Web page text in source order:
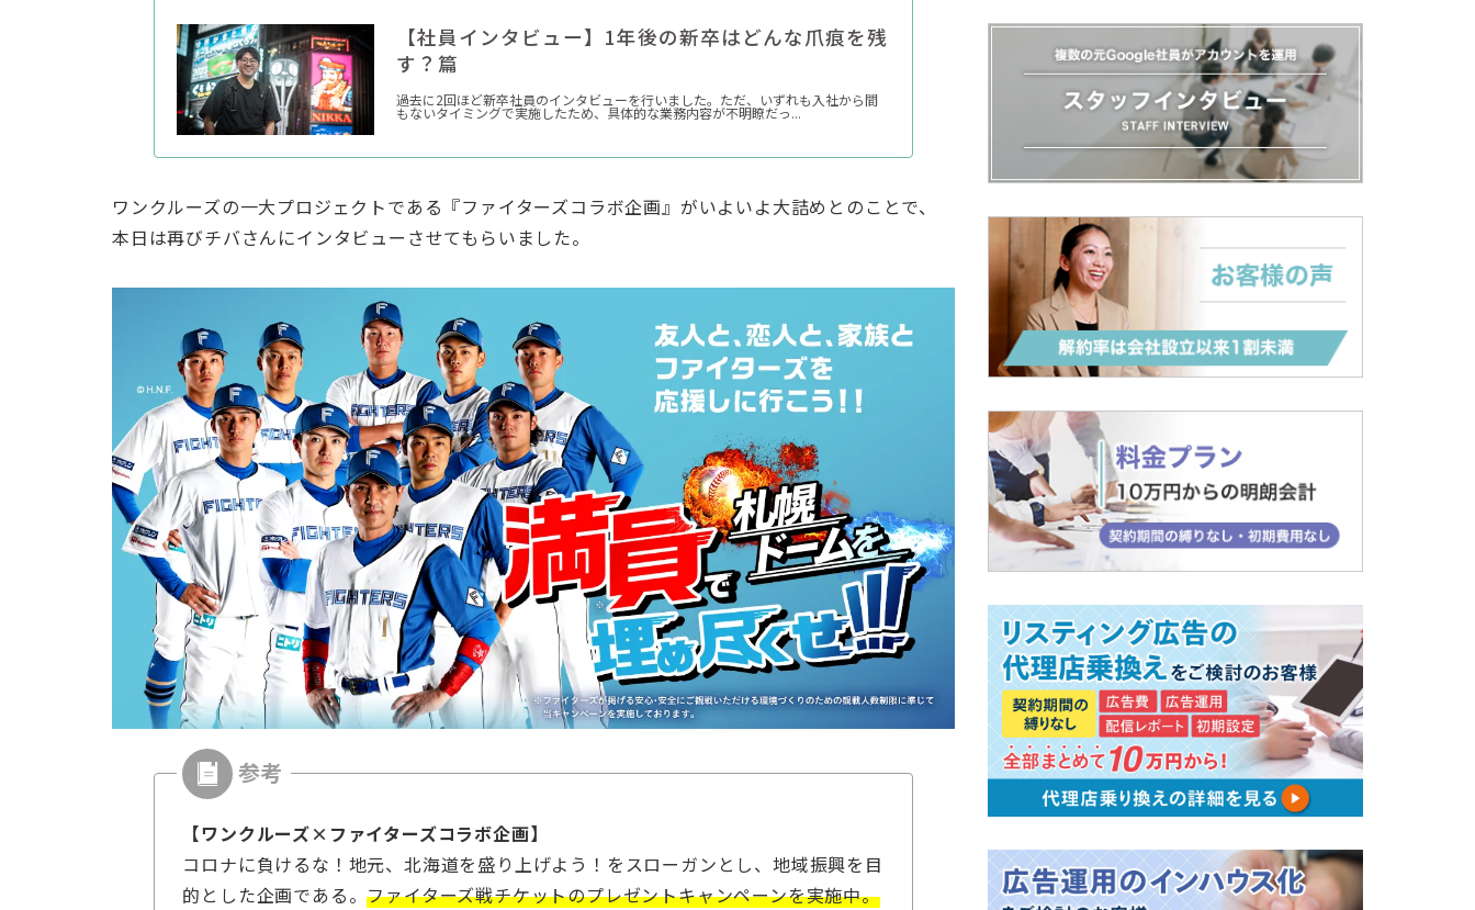
【社員インタビュー】1年後の新卒はどんな爪痕を残
す？篇
過去に2回ほど新卒社員のインタビューを行いました。ただ、いずれも入社から間
もないタイミングで実施したため、具体的な業務内容が不明瞭だっ...
ワンクルーズの一大プロジェクトである『ファイターズコラボ企画』がいよいよ大詰めとのことで、
本日は再びチバさんにインタビューさせてもらいました。
【ワンクルーズ×ファイターズコラボ企画】
コロナに負けるな！地元、北海道を盛り上げよう！をスローガンとし、地域振興を目
的とした企画である。ファイターズ戦チケットのプレゼントキャンペーンを実施中。